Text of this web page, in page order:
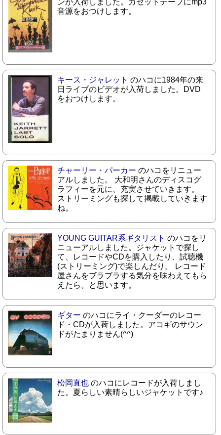
ンが入荷しました。カセットテープにmp3
音源をおつけします。
キース・ジャレット のハコに1984年の来
日ライブのビデオが入荷しました。DVD
をおつけします。
チャーリー・パーカー のハコをリニュー
アルしました。 大和明さんのディスコグ
ラフィーを元に、充実させていきます。
ストリーミングも探して掲載していきます
ね。
YOUNG GUITAR系ギタリスト のハコをリ
ニューアルしました。ジャケットで探し
て、レコードやCDを購入したり、試聴機
(ストリーミング)で楽しんだり。 レコード
屋さんをブラブラする気分を味わえてもら
えたら。と思います。
ギター のハコにライ・クーダーのレコー
ド・CDが入荷しました。アコギのサウン
ドがたまりません(^^)
松岡直也 のハコにレコードが入荷しまし
た。夏らしい素晴らしいジャケットです♪